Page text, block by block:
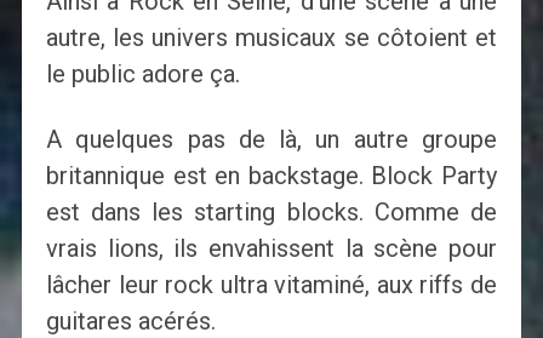
autre, les univers musicaux se côtoient et
le public adore ça.
A quelques pas de là, un autre groupe
britannique est en backstage. Block Party
est dans les starting blocks. Comme de
vrais lions, ils envahissent la scène pour
lâcher leur rock ultra vitaminé, aux riffs de
guitares acérés.